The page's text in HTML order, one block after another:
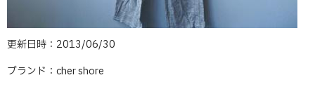
更新日時：2013/06/30
ブランド：cher shore